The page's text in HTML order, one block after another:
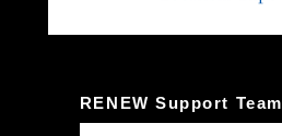
RENEW Support Team